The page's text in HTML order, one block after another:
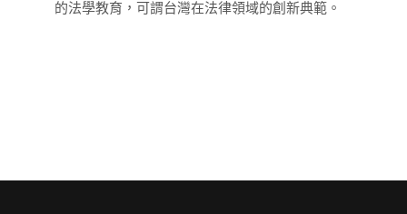
的法學教育，可謂台灣在法律領域的創新典範。